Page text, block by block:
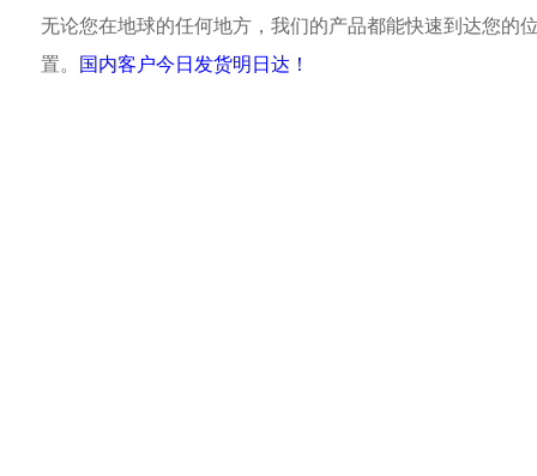
无论您在地球的任何地方，我们的产品都能快速到达您的
置。
国内客户今日发货明日达！